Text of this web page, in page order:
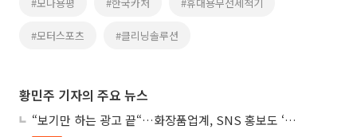
#모터스포츠 #클리닝솔루션
황민주 기자의 주요 뉴스
“보기만 하는 광고 끝“…화장품업계, SNS 홍보도 ‘참여형 콘텐츠’로 변모